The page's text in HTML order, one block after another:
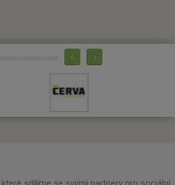
o zaslání novinek?